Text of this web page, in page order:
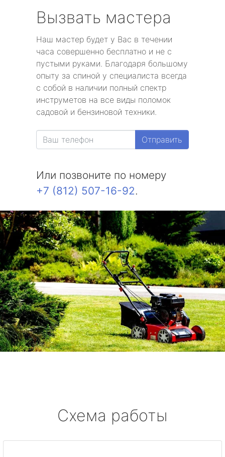
Вызвать мастера
Наш мастер будет у Вас в течении
часа совершенно бесплатно и не с
пустыми руками. Благодаря большому
опыту за спиной у специалиста всегда
с собой в наличии полный спектр
инструметов на все виды поломок
садовой и бензиновой техники.
Отправить
Или позвоните по номеру
+7 (812) 507-16-92.
Схема работы